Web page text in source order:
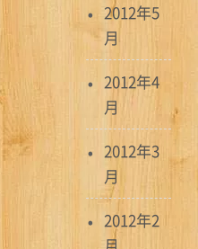
2012年5
月
2012年4
月
2012年3
月
2012年2